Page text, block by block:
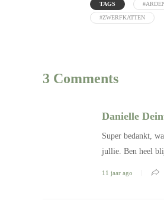
TAGS
#ZWERFKATTEN
3 Comments
Danielle
Super bedankt,
jullie. Ben heel
11 jaar ago